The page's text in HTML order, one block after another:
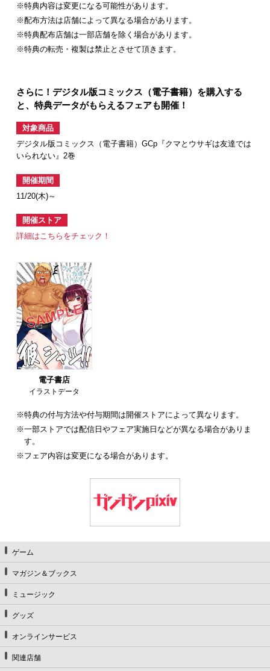
※特典内容は変更になる可能性があります。
※配布方法は店舗によって異なる場合があります。
※特典配布店舗は一部店舗を除く場合があります。
※特典の転売・複製は禁止とさせて頂きます。
さらに！デジタル版コミックス（電子書籍）を購入する
と、特典データがもらえるフェアも開催！
対象商品
デジタル版コミックス（電子書籍）GCp『クマとウサギは友達では
いられない』2巻
開催期間
11/20(木)～
開催ストア
詳細はこちらをチェック！
電子書店
イラストデータ
※特典の付与方法や付与期間は開催ストアによって異なります。
※一部ストアでは配信日やフェア実施日などが異なる場合がありま
す。
※フェア内容は変更になる場合があります。
ゲーム
マガジン＆ブックス
ミュージック
グッズ
オンラインサービス
関連店舗